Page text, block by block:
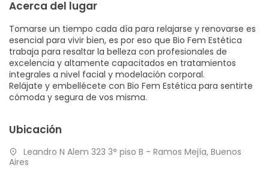
Acerca del lugar
Tomarse un tiempo cada día para relajarse y renovarse es
esencial para vivir bien, es por eso que Bio Fem Estética
trabaja para resaltar la belleza con profesionales de
excelencia y altamente capacitados en tratamientos
integrales a nivel facial y modelación corporal.
Relájate y embellécete con Bio Fem Estética para sentirte
cómoda y segura de vos misma.
Ubicación
Leandro N Alem 323 3° piso B - Ramos Mejía, Buenos
Aires